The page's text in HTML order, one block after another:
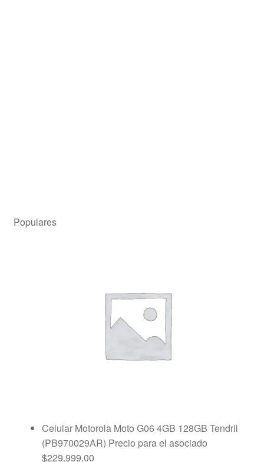
Populares
Celular Motorola Moto G06 4GB 128GB Tendril
(PB970029AR) Precio para el asociado
$229.999,00